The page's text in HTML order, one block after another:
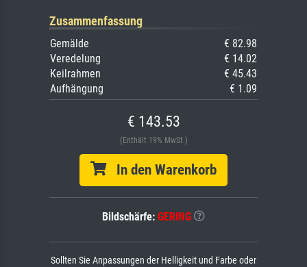
Zusammenfassung
Gemälde
€ 82.98
Veredelung
€ 14.02
Keilrahmen
€ 45.43
Aufhängung
€ 1.09
€ 143.53
(Enthält 19% MwSt.)
In den Warenkorb
Bildschärfe: GERING
Sollten Sie Anpassungen der Helligkeit und Farbe oder